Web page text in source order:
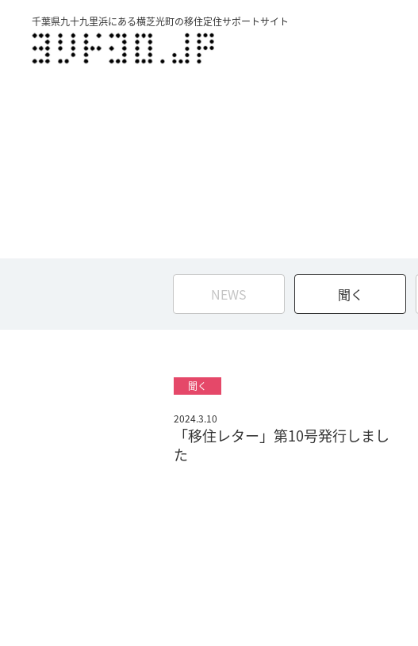
千葉県九十九里浜にある横芝光町の移住定住サポートサイト
NEWS 聞く
2024.3.10
「移住レター」第10号発行しまし
た